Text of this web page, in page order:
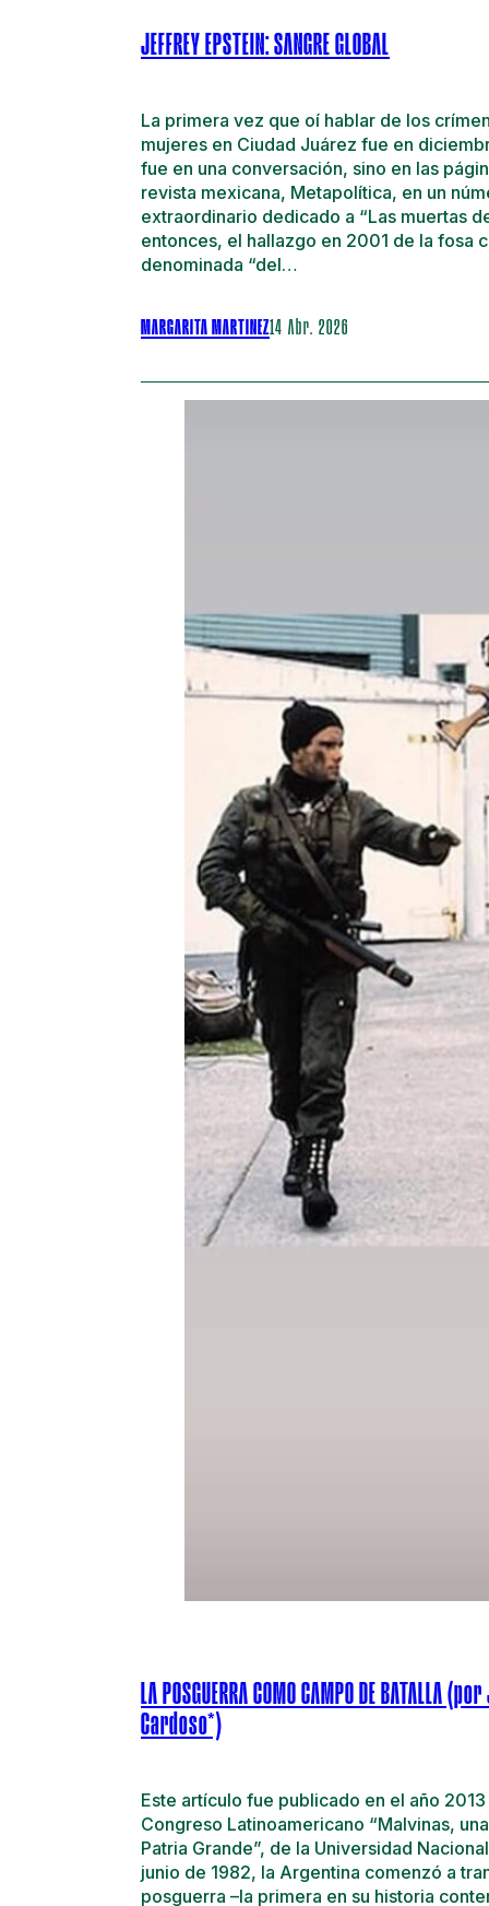
JEFFREY EPSTEIN: SANGRE GLOBAL
La primera vez que oí hablar de los
mujeres en Ciudad Juárez fue en
fue en una conversación, sino en las
revista mexicana, Metapolítica, en un
extraordinario dedicado a “Las muertas
entonces, el hallazgo en 2001 de la fosa
denominada “del…
MARGARITA MARTINEZ14 Abr. 2026
LA POSGUERRA COMO CAMPO DE BATALLA
Cardoso*)
Este artículo fue publicado en el año
Congreso Latinoamericano “Malvinas,
Patria Grande”, de la Universidad
junio de 1982, la Argentina comenzó a
posguerra –la primera en su historia